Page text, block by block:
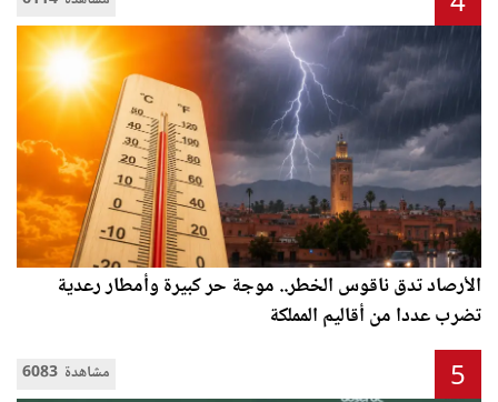
الأرصاد تدق ناقوس الخطر.. موجة حر كبيرة وأمطار رعدية
تضرب عددا من أقاليم المملكة
6083 مشاهدة 5